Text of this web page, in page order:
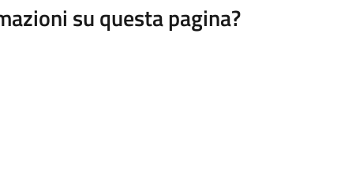
su questa pagina?